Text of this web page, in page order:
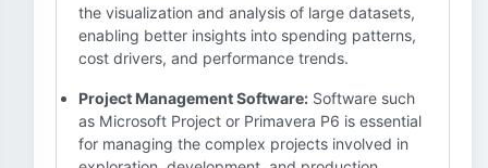
the visualization and analysis of large datasets,
enabling better insights into spending patterns,
cost drivers, and performance trends.
Project Management Software: Software such
as Microsoft Project or Primavera P6 is essential
for managing the complex projects involved in